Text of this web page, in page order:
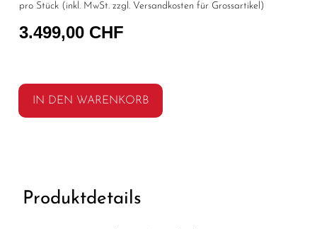
pro Stück (inkl. MwSt. zzgl. Versandkosten für Grossartikel )
3.499,00 CHF
IN DEN WARENKORB
Produktdetails